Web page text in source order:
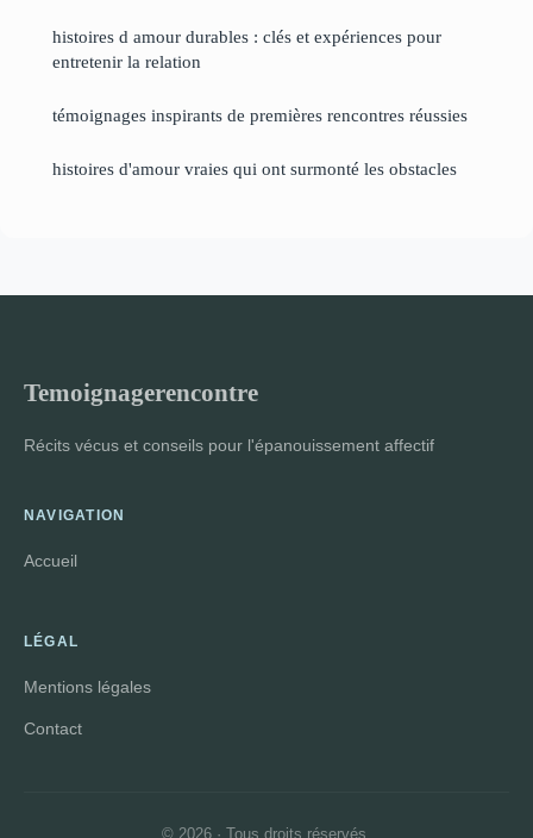
histoires d amour durables : clés et expériences pour
entretenir la relation
témoignages inspirants de premières rencontres réussies
histoires d'amour vraies qui ont surmonté les obstacles
Temoignagerencontre
Récits vécus et conseils pour l'épanouissement affectif
NAVIGATION
Accueil
LÉGAL
Mentions légales
Contact
© 2026 · Tous droits réservés.